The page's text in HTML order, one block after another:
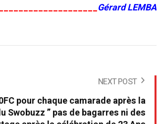
Gérard LEMBA
NEXT POST
pour chaque camarade après la
Swobuzz ” pas de bagarres ni des